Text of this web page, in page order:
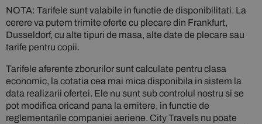
NOTA: Tarifele sunt valabile in functie de disponibilitati. La
cerere va putem trimite oferte cu plecare din Frankfurt,
Dusseldorf, cu alte tipuri de masa, alte date de plecare sau
tarife pentru copii.
Tarifele aferente zborurilor sunt calculate pentru clasa
economic, la cotatia cea mai mica disponibila in sistem la
data realizarii ofertei. Ele nu sunt sub controlul nostru si se
pot modifica oricand pana la emitere, in functie de
reglementarile companiei aeriene. City Travels nu poate